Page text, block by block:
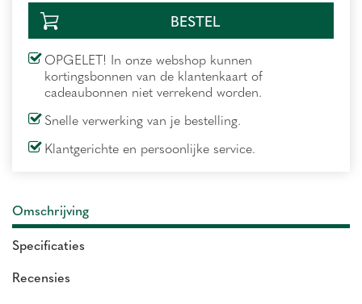
OPGELET! In onze webshop kunnen
kortingsbonnen van de klantenkaart of
cadeaubonnen niet verrekend worden.
Snelle verwerking van je bestelling.
Klantgerichte en persoonlijke service.
Omschrijving
Specificaties
Recensies